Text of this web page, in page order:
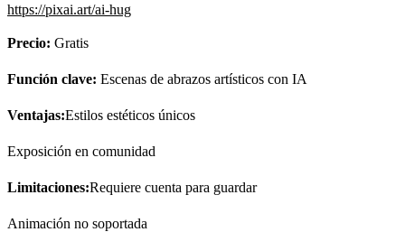
https://pixai.art/ai-hug
Precio: Gratis
Función clave: Escenas de abrazos artísticos con IA
Ventajas:Estilos estéticos únicos
Exposición en comunidad
Limitaciones:Requiere cuenta para guardar
Animación no soportada